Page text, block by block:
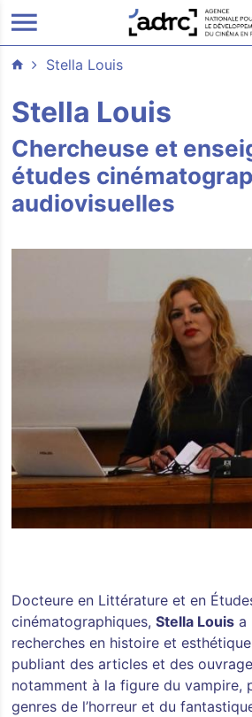
ALLER AU CONTENU
Stella Louis
Stella Louis
Chercheuse et
études
audiovisuelles
Docteure en Littérature et en
cinématographiques,Stella Louis a
recherches en histoire et
publiant des articles et des
notamment à la figure du vampire,
genres de l’horreur et du